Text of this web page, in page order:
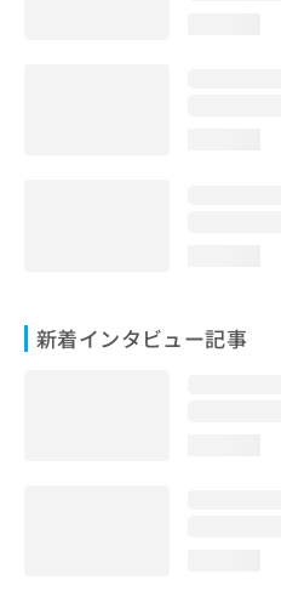
新着インタビュー記事